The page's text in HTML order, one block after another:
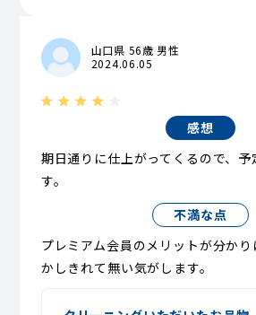
山口県 56歳 男性
2024.06.05
感想
期日通りに仕上がってくるので、
す。
不満な点
プレミアム会員のメリットが分か
かしきれて無い気がします。